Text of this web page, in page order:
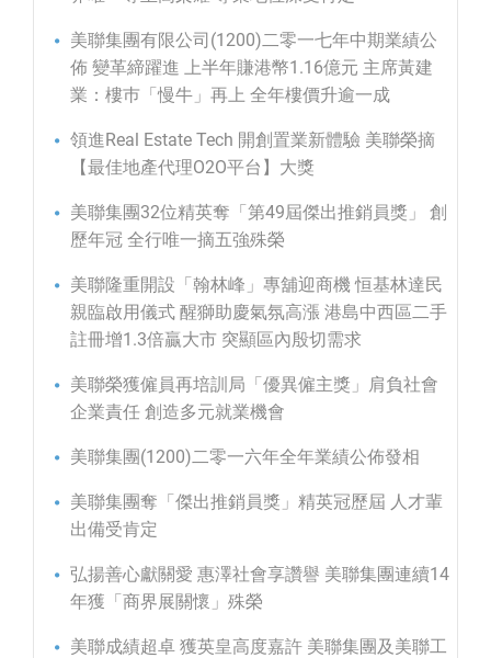
美聯集團有限公司(1200)二零一七年中期業績公
佈 變革締躍進 上半年賺港幣1.16億元 主席黃建
業：樓巿「慢牛」再上 全年樓價升逾一成
領進Real Estate Tech 開創置業新體驗 美聯榮摘
【最佳地產代理O2O平台】大獎
美聯集團32位精英奪「第49屆傑出推銷員獎」 創
歷年冠 全行唯一摘五強殊榮
美聯隆重開設「翰林峰」專舖迎商機 恒基林達民
親臨啟用儀式 醒獅助慶氣氛高漲 港島中西區二手
註冊增1.3倍贏大市 突顯區內殷切需求
美聯榮獲僱員再培訓局「優異僱主獎」肩負社會
企業責任 創造多元就業機會
美聯集團(1200)二零一六年全年業績公佈發相
美聯集團奪「傑出推銷員獎」精英冠歷屆 人才輩
出備受肯定
弘揚善心獻關愛 惠澤社會享讚譽 美聯集團連續14
年獲「商界展關懷」殊榮
美聯成績超卓 獲英皇高度嘉許 美聯集團及美聯工